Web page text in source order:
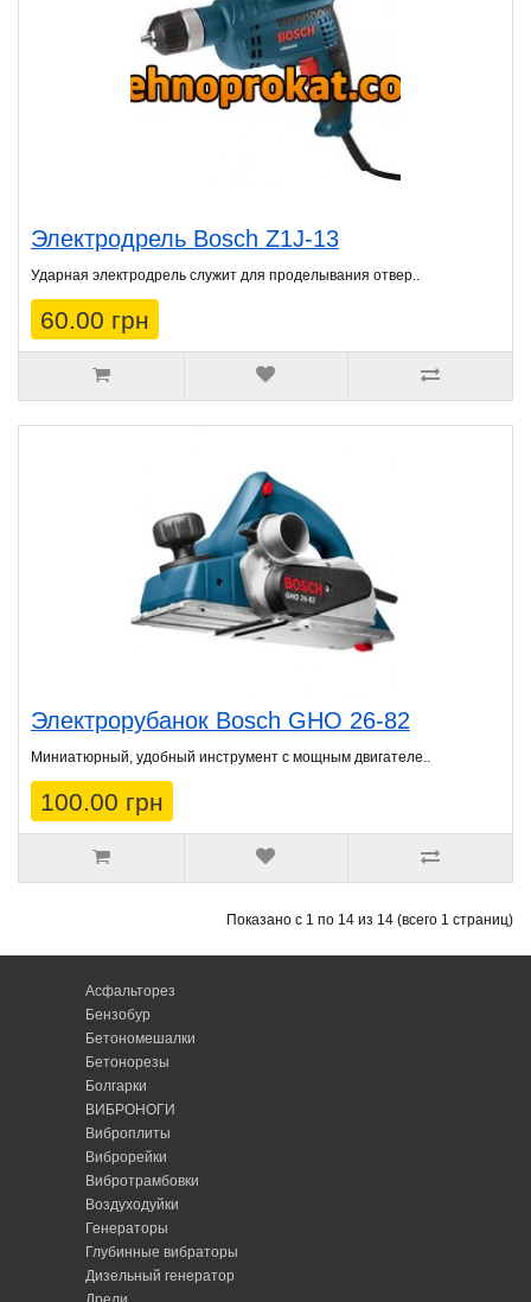
Электродрель Bosch Z1J-13
Ударная электродрель служит для проделывания отвер..
60.00 грн
Электрорубанок Bosch GHO 26-82
Миниатюрный, удобный инструмент с мощным двигателе..
100.00 грн
Показано с 1 по 14 из 14 (всего 1 страниц)
Асфальторез
Бензобур
Бетономешалки
Бетонорезы
Болгарки
ВИБРОНОГИ
Виброплиты
Виброрейки
Вибротрамбовки
Воздуходуйки
Генераторы
Глубинные вибраторы
Дизельный генератор